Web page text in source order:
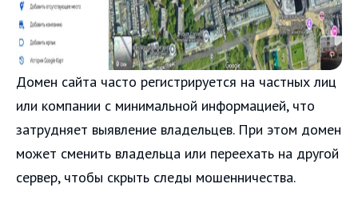
Домен сайта часто регистрируется на частных лиц
или компании с минимальной информацией, что
затрудняет выявление владельцев. При этом домен
может сменить владельца или переехать на другой
сервер, чтобы скрыть следы мошенничества.